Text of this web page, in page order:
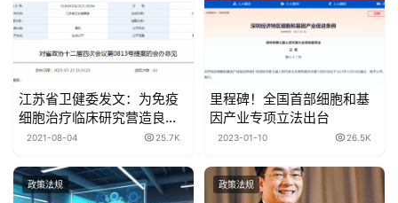
江苏省卫健委发文：为免疫
细胞治疗临床研究营造良好
环境
2021-08-04 25.7K
里程碑！全国首部细胞和基
因产业专项立法出台
2023-01-10 26.5K
政策法规 政策法规